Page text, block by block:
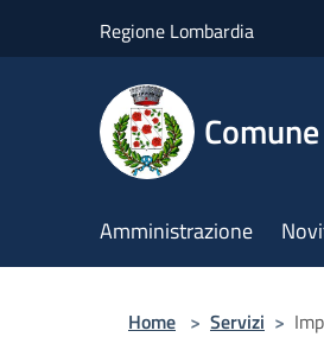
Regione Lombardia
Amministrazione
Home > Servizi >